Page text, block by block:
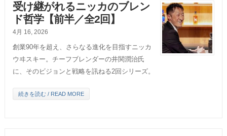
受け継がれるニッカのブレン
ド哲学【前半／全2回】
4月 16, 2026
創業90年を超え、さらなる進化を目指すニッカ
ウヰスキー。チーフブレンダーの井関潤治氏
に、そのビジョンと戦略を訊ねる2回シリーズ。
続きを読む / READ MORE